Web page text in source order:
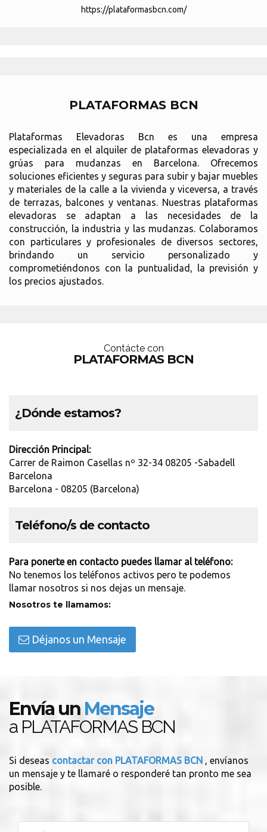
https://plataformasbcn.com/
PLATAFORMAS BCN
Plataformas Elevadoras Bcn es una empresa
especializada en el alquiler de plataformas elevadoras y
grúas para mudanzas en Barcelona. Ofrecemos
soluciones eficientes y seguras para subir y bajar muebles
y materiales de la calle a la vivienda y viceversa, a través
de terrazas, balcones y ventanas. Nuestras plataformas
elevadoras se adaptan a las necesidades de la
construcción, la industria y las mudanzas. Colaboramos
con particulares y profesionales de diversos sectores,
brindando un servicio personalizado y
comprometiéndonos con la puntualidad, la previsión y
los precios ajustados.
Contácte con
PLATAFORMAS BCN
¿Dónde estamos?
Dirección Principal:
Carrer de Raimon Casellas nº 32-34 08205 -Sabadell
Barcelona
Barcelona - 08205 (Barcelona)
Teléfono/s de contacto
Para ponerte en contacto puedes llamar al teléfono:
No tenemos los teléfonos activos pero te podemos
llamar nosotros si nos dejas un mensaje.
Nosotros te llamamos:
Déjanos un Mensaje
Envía un Mensaje
a PLATAFORMAS BCN
Si deseas contactar con PLATAFORMAS BCN , envíanos
un mensaje y te llamaré o responderé tan pronto me sea
posible.